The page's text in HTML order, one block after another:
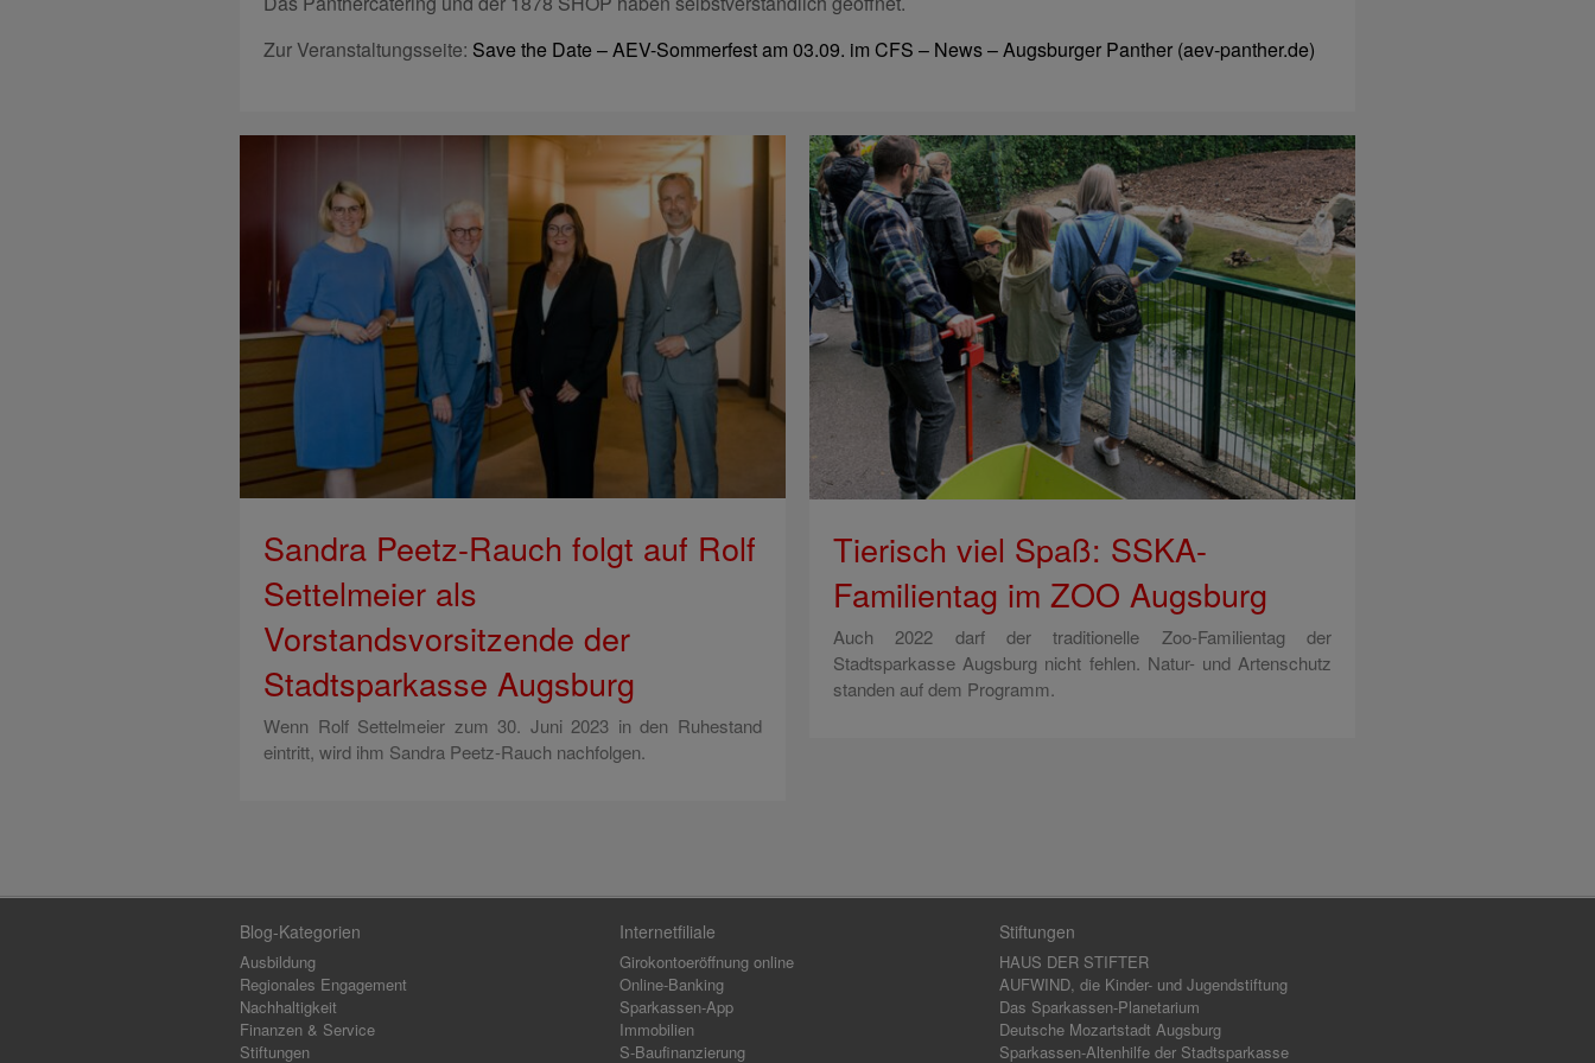
Zur Veranstaltungsseite: Save the Date – AEV-Sommerfest am 03.09. im CFS – News – Augsburger Panther (aev-panther.de)
Sandra Peetz-Rauch folgt auf Rolf
Settelmeier als
Vorstandsvorsitzende der
Stadtsparkasse Augsburg
Wenn Rolf Settelmeier zum 30. Juni 2023 in den Ruhestand
eintritt, wird ihm Sandra Peetz-Rauch nachfolgen.
Tierisch viel Spaß: SSKA-
Familientag im ZOO Augsburg
Auch 2022 darf der traditionelle Zoo-Familientag der
Stadtsparkasse Augsburg nicht fehlen. Natur- und Artenschutz
standen auf dem Programm.
Blog-Kategorien
Ausbildung
Regionales Engagement
Nachhaltigkeit
Finanzen & Service
Stiftungen
Internetfiliale
Girokontoeröffnung online
Online-Banking
Sparkassen-App
Immobilien
S-Baufinanzierung
Stiftungen
HAUS DER STIFTER
AUFWIND, die Kinder- und Jugendstiftung
Das Sparkassen-Planetarium
Deutsche Mozartstadt Augsburg
Sparkassen-Altenhilfe der Stadtsparkasse